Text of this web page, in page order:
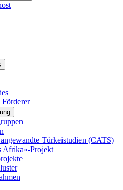
Förderer
Türkeistudien (CATS)
Afrika«-Projekt